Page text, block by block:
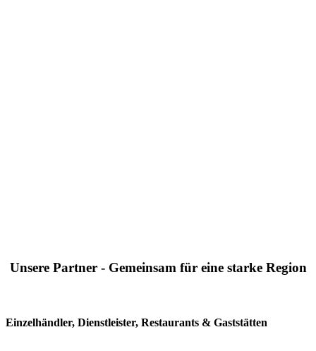
Unsere Partner - Gemeinsam für eine starke Region
Einzelhändler, Dienstleister, Restaurants & Gaststätten